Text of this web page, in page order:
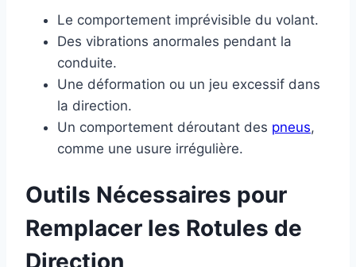
Le comportement imprévisible du volant.
Des vibrations anormales pendant la
conduite.
Une déformation ou un jeu excessif dans
la direction.
Un comportement déroutant des pneus,
comme une usure irrégulière.
Outils Nécessaires pour
Remplacer les Rotules de
Direction